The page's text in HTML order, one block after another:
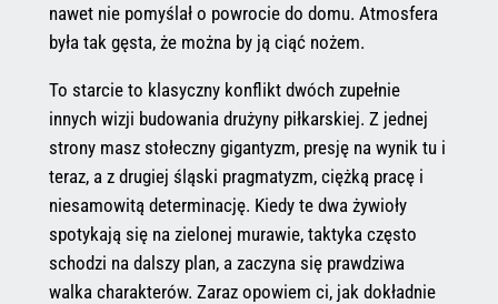
nawet nie pomyślał o powrocie do domu. Atmosfera
była tak gęsta, że można by ją ciąć nożem.
To starcie to klasyczny konflikt dwóch zupełnie
innych wizji budowania drużyny piłkarskiej. Z jednej
strony masz stołeczny gigantyzm, presję na wynik tu i
teraz, a z drugiej śląski pragmatyzm, ciężką pracę i
niesamowitą determinację. Kiedy te dwa żywioły
spotykają się na zielonej murawie, taktyka często
schodzi na dalszy plan, a zaczyna się prawdziwa
walka charakterów. Zaraz opowiem ci, jak dokładnie